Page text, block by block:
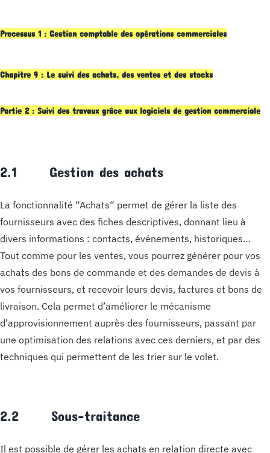
Processus 1 : Gestion comptable des opérations commerciales
Chapitre 9 : Le suivi des achats, des ventes et des stocks
Partie 2 : Suivi des travaux grâce aux logiciels de gestion commerciale
2.1 Gestion des achats
La fonctionnalité “Achats“ permet de gérer la liste des
fournisseurs avec des fiches descriptives, donnant lieu à
divers informations : contacts, événements, historiques…
Tout comme pour les ventes, vous pourrez générer pour vos
achats des bons de commande et des demandes de devis à
vos fournisseurs, et recevoir leurs devis, factures et bons de
livraison. Cela permet d’améliorer le mécanisme
d’approvisionnement auprès des fournisseurs, passant par
une optimisation des relations avec ces derniers, et par des
techniques qui permettent de les trier sur le volet.
2.2 Sous-traitance
Il est possible de gérer les achats en relation directe avec